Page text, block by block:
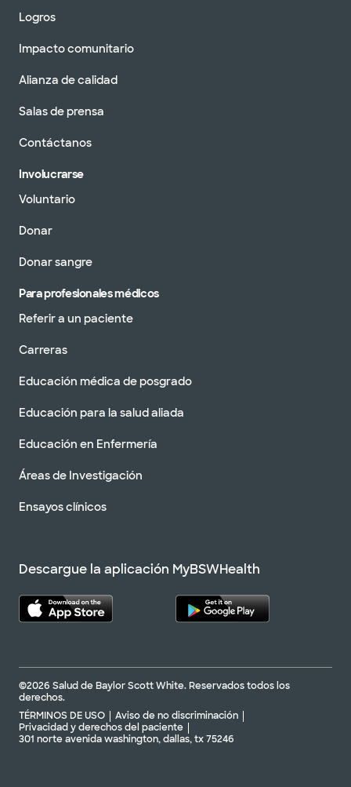
Logros
Impacto comunitario
Alianza de calidad
Salas de prensa
Contáctanos
Involucrarse
Voluntario
Donar
Donar sangre
Para profesionales médicos
Referir a un paciente
Carreras
Educación médica de posgrado
Educación para la salud aliada
Educación en Enfermería
Áreas de Investigación
Ensayos clínicos
Descargue la aplicación MyBSWHealth
©2026 Salud de Baylor Scott White. Reservados todos los
derechos.
TÉRMINOS DE USO
Aviso de no discriminación
Privacidad y derechos del paciente
301 norte avenida washington, dallas, tx 75246